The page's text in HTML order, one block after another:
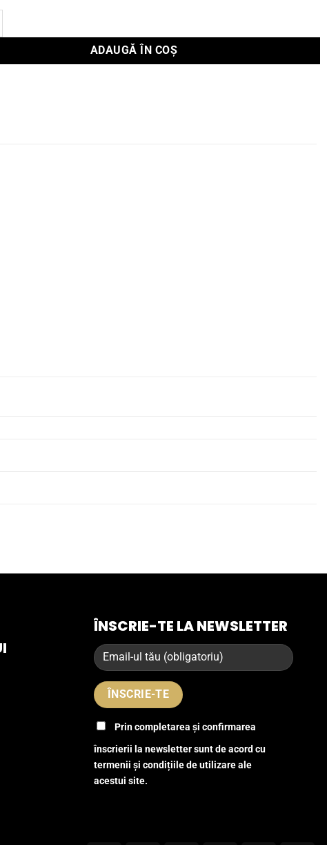
de putere MM7025
ADAUGĂ ÎN COȘ
ÎNSCRIE-TE LA NEWSLETTER
Prin completarea și confirmarea
înscrierii la newsletter sunt de acord cu
termenii și condițiile de utilizare ale
acestui site.